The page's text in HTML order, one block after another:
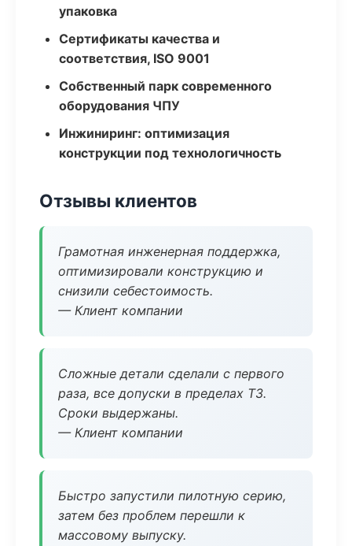
упаковка
Сертификаты качества и
соответствия, ISO 9001
Собственный парк современного
оборудования ЧПУ
Инжиниринг: оптимизация
конструкции под технологичность
Отзывы клиентов
Грамотная инженерная поддержка,
оптимизировали конструкцию и
снизили себестоимость.
— Клиент компании
Сложные детали сделали с первого
раза, все допуски в пределах ТЗ.
Сроки выдержаны.
— Клиент компании
Быстро запустили пилотную серию,
затем без проблем перешли к
массовому выпуску.